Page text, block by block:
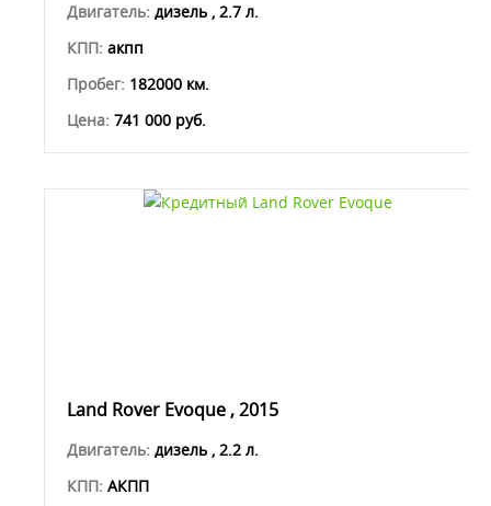
Двигатель: дизель , 2.7 л.
КПП: акпп
Пробег: 182000 км.
Цена: 741 000 руб.
Land Rover Evoque , 2015
Двигатель: дизель , 2.2 л.
КПП: АКПП